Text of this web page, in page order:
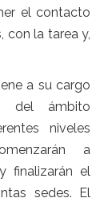
el contacto
con la tarea y,
a su cargo
del ámbito
niveles
a
finalizarán el
sedes. El